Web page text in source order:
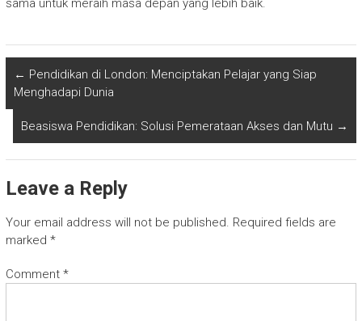
sama untuk meraih masa depan yang lebih baik.
← Pendidikan di London: Menciptakan Pelajar yang Siap
Menghadapi Dunia
Beasiswa Pendidikan: Solusi Pemerataan Akses dan Mutu →
Leave a Reply
Your email address will not be published. Required fields are
marked *
Comment *